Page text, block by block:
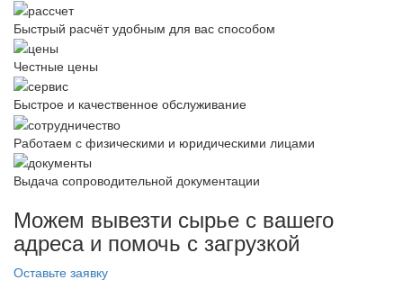
Быстрый расчёт удобным для вас способом
Честные цены
Быстрое и качественное обслуживание
Работаем с физическими и юридическими лицами
Выдача сопроводительной документации
Можем вывезти сырье с вашего
адреса и помочь с загрузкой
Оставьте заявку